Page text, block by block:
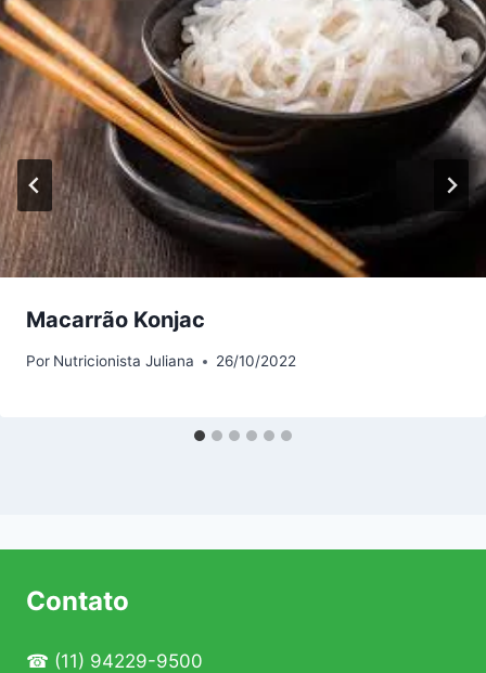
Macarrão Konjac
Por Nutricionista Juliana 26/10/2022
Contato
☎ (11) 94229-9500